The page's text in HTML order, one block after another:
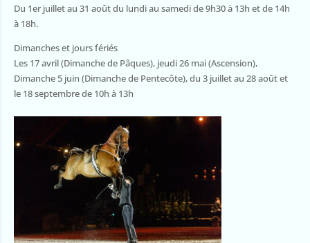
Du 1er juillet au 31 août du lundi au samedi de 9h30 à 13h et de 14h
à 18h.
Dimanches et jours fériés
Les 17 avril (Dimanche de Pâques), jeudi 26 mai (Ascension),
Dimanche 5 juin (Dimanche de Pentecôte), du 3 juillet au 28 août et
le 18 septembre de 10h à 13h